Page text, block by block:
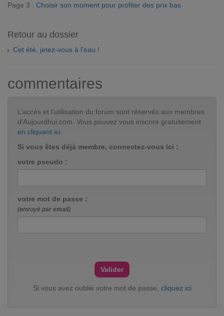
Page 3 : Choisir son moment pour profiter des prix bas
Retour au dossier
Cet été, jetez-vous à l'eau !
commentaires
L’accès et l’utilisation du forum sont réservés aux membres
d'Aujourdhui.com. Vous pouvez vous inscrire gratuitement
en cliquant ici.
Si vous êtes déjà membre, connectez-vous ici :
votre pseudo :
votre mot de passe :
(envoyé par email)
Si vous avez oublié votre mot de passe, cliquez ici